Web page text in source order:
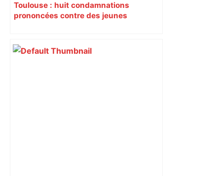
Toulouse : huit condamnations
prononcées contre des jeunes